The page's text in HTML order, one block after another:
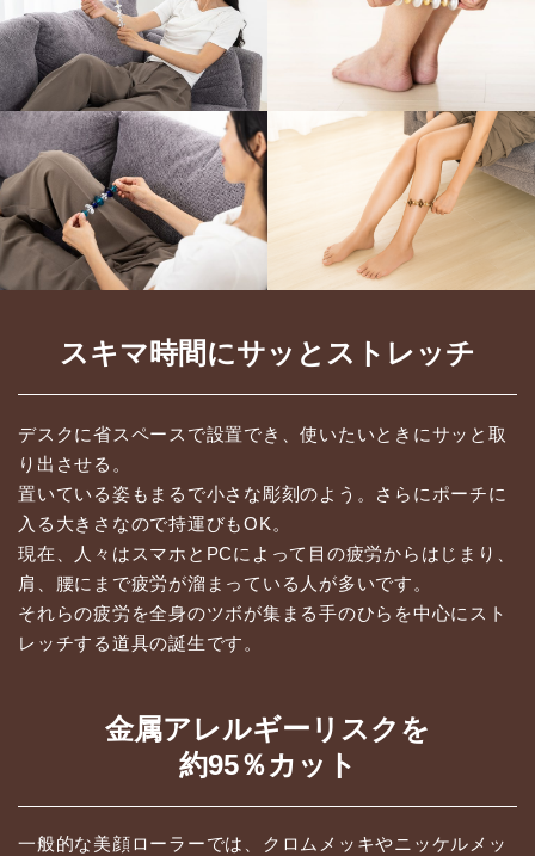
スキマ時間にサッとストレッチ
デスクに省スペースで設置でき、使いたいときにサッと取
り出させる。
置いている姿もまるで小さな彫刻のよう。さらにポーチに
入る大きさなので持運びもOK。
現在、人々はスマホとPCによって目の疲労からはじまり、
肩、腰にまで疲労が溜まっている人が多いです。
それらの疲労を全身のツボが集まる手のひらを中心にスト
レッチする道具の誕生です。
金属アレルギーリスクを
約95％カット
一般的な美顔ローラーでは、クロムメッキやニッケルメッ